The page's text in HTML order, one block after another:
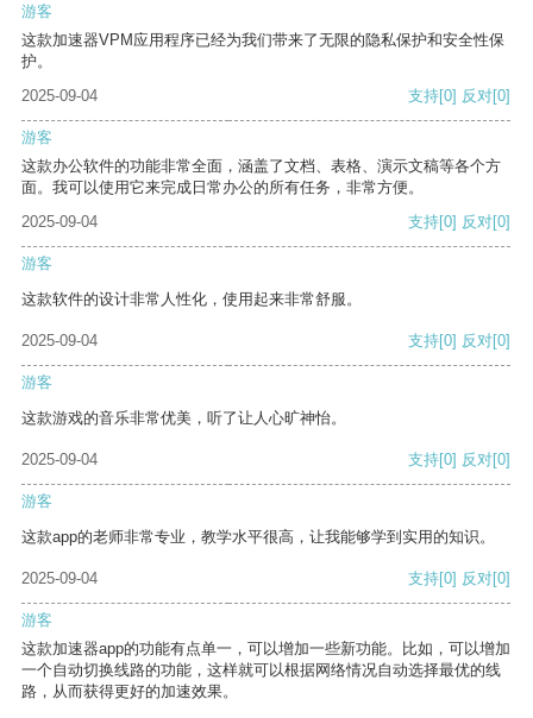
游客
这款加速器VPM应用程序已经为我们带来了无限的隐私保护和安全性保
护。
2025-09-04
支持[0] 反对[0]
游客
这款办公软件的功能非常全面，涵盖了文档、表格、演示文稿等各个方
面。我可以使用它来完成日常办公的所有任务，非常方便。
2025-09-04
支持[0] 反对[0]
游客
这款软件的设计非常人性化，使用起来非常舒服。
2025-09-04 支持[0] 反对[0]
游客
这款游戏的音乐非常优美，听了让人心旷神怡。
2025-09-04 支持[0] 反对[0]
游客
这款app的老师非常专业，教学水平很高，让我能够学到实用的知识。
2025-09-04 支持[0] 反对[0]
游客
这款加速器app的功能有点单一，可以增加一些新功能。比如，可以增加
一个自动切换线路的功能，这样就可以根据网络情况自动选择最优的线
路，从而获得更好的加速效果。